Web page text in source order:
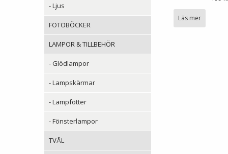
- Ljus
FOTOBÖCKER
LAMPOR & TILLBEHÖR
- Glödlampor
- Lampskärmar
- Lampfötter
- Fönsterlampor
TVÅL
Läs mer